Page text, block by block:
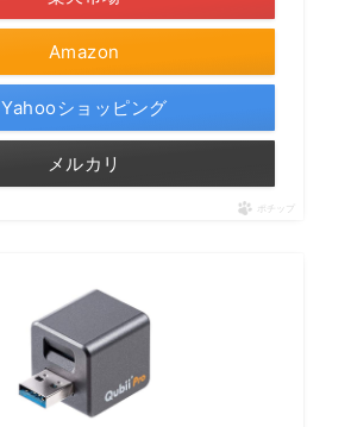
Amazon
Yahooショッピング
メルカリ
ポチップ